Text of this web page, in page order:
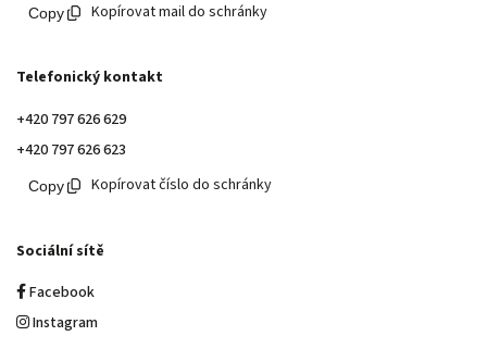
Kopírovat mail do schránky
Telefonický kontakt
+420 797 626 629
+420 797 626 623
Kopírovat číslo do schránky
Sociální sítě
Facebook
Instagram